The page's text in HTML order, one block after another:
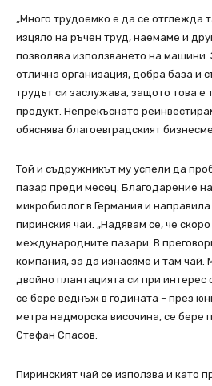
„Много трудоемко е да се отглежда
изцяло на ръчен труд, наемаме и
позволява използването на
отлична организация, добра база и
трудът си заслужава, защото това е
продукт. Непрекъснато
обяснява благоевградският
Той и съдружникът му успели да
пазар преди месец. Благодарение
микробиолог в Германия и
пиринския чай. „Надявам се, че
международните пазари. В
компания, за да изнасяме и там
двойно плантацията си при интерес
се бере веднъж в годината – през
метра надморска височина, се бере
Стефан Спасов.
Пиринският чай се използва и като